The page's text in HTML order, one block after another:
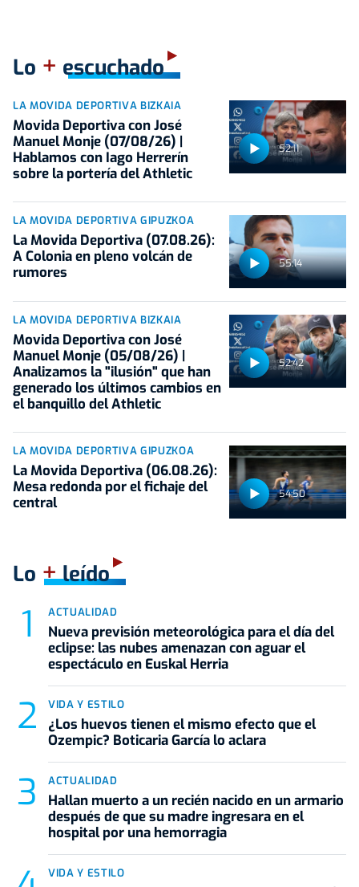
Lo + escuchado
52:11
LA MOVIDA DEPORTIVA BIZKAIA
Movida Deportiva con José
Manuel Monje (07/08/26) |
Hablamos con Iago Herrerín
sobre la portería del Athletic
55:14
LA MOVIDA DEPORTIVA GIPUZKOA
La Movida Deportiva (07.08.26):
A Colonia en pleno volcán de
rumores
52:42
LA MOVIDA DEPORTIVA BIZKAIA
Movida Deportiva con José
Manuel Monje (05/08/26) |
Analizamos la "ilusión" que han
generado los últimos cambios en
el banquillo del Athletic
54:50
LA MOVIDA DEPORTIVA GIPUZKOA
La Movida Deportiva (06.08.26):
Mesa redonda por el fichaje del
central
Lo +leído
ACTUALIDAD
Nueva previsión meteorológica para el día del
eclipse: las nubes amenazan con aguar el
espectáculo en Euskal Herria
VIDA Y ESTILO
¿Los huevos tienen el mismo efecto que el
Ozempic? Boticaria García lo aclara
ACTUALIDAD
Hallan muerto a un recién nacido en un armario
después de que su madre ingresara en el
hospital por una hemorragia
VIDA Y ESTILO